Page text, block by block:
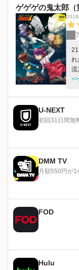
ゲゲゲの鬼太郎（
れ
流
り
ン
U-NEXT
初回31日間無
DMM TV
月額550円が
FOD
Hulu